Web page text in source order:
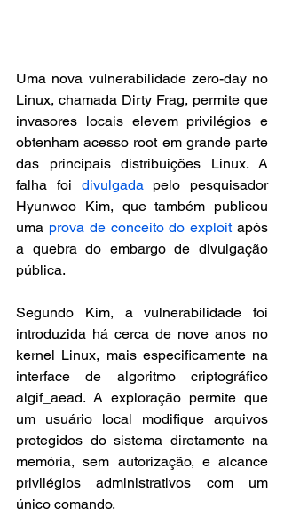
Uma nova vulnerabilidade zero-day no
Linux, chamada Dirty Frag, permite que
invasores locais elevem privilégios e
obtenham acesso root em grande parte
das principais distribuições Linux. A
falha foi divulgada pelo pesquisador
Hyunwoo Kim, que também publicou
uma prova de conceito do exploit após
a quebra do embargo de divulgação
pública.
Segundo Kim, a vulnerabilidade foi
introduzida há cerca de nove anos no
kernel Linux, mais especificamente na
interface de algoritmo criptográfico
algif_aead. A exploração permite que
um usuário local modifique arquivos
protegidos do sistema diretamente na
memória, sem autorização, e alcance
privilégios administrativos com um
único comando.